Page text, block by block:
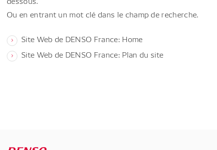
Ou en entrant un mot clé dans le champ de recherche.
Site Web de DENSO France: Home
Site Web de DENSO France: Plan du site